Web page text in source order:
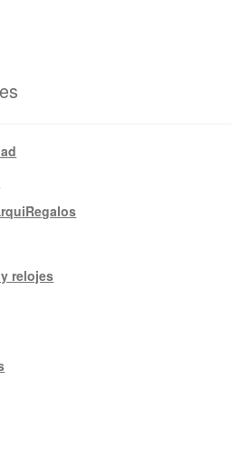
relojes